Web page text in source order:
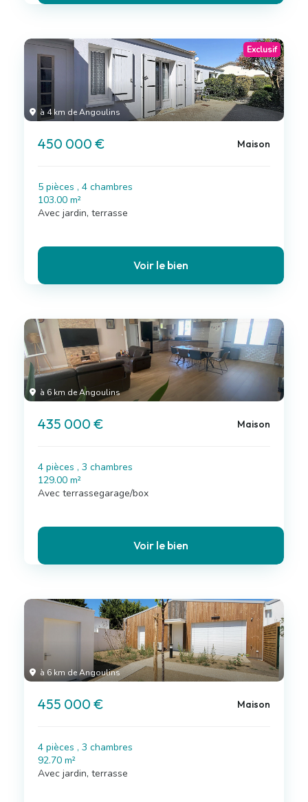
à 4 km de Angoulins
Exclusif
450 000 € Maison
5 pièces , 4 chambres
103.00 m²
Avec jardin, terrasse
Voir le bien
à 6 km de Angoulins
435 000 € Maison
4 pièces , 3 chambres
129.00 m²
Avec terrassegarage/box
Voir le bien
à 6 km de Angoulins
455 000 € Maison
4 pièces , 3 chambres
92.70 m²
Avec jardin, terrasse